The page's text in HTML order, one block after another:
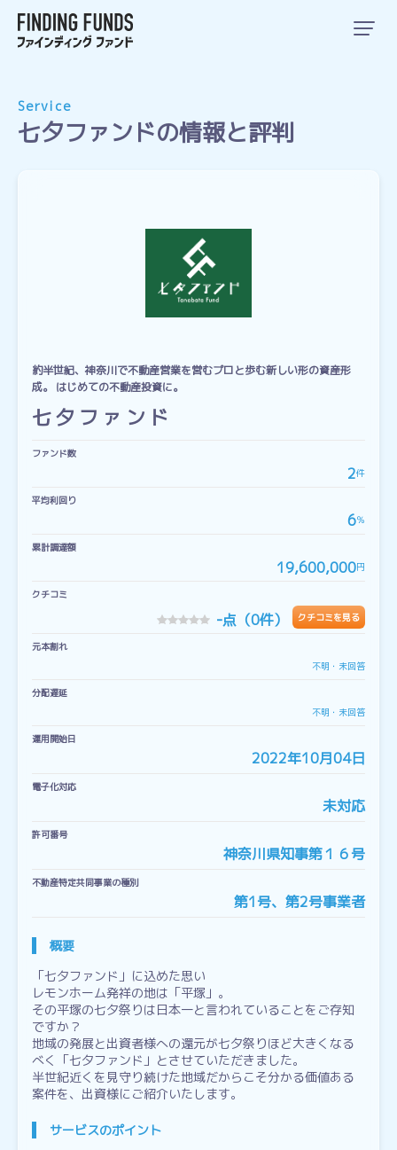
Service
七夕ファンドの情報と評判
約半世紀、神奈川で不動産営業を営むプロと歩む新しい形の資産形
成。 はじめての不動産投資に。
七夕ファンド
ファンド数
2件
平均利回り
6％
累計調達額
19,600,000円
クチコミ
-点（0件） クチコミを見る
元本割れ
不明・未回答
分配遅延
不明・未回答
運用開始日
2022年10月04日
電子化対応
未対応
許可番号
神奈川県知事第１６号
不動産特定共同事業の種別
第1号、第2号事業者
概要
「七夕ファンド」に込めた思い
レモンホーム発祥の地は「平塚」。
その平塚の七夕祭りは日本一と言われていることをご存知
ですか？
地域の発展と出資者様への還元が七夕祭りほど大きくなる
べく「七夕ファンド」とさせていただきました。
半世紀近くを見守り続けた地域だからこそ分かる価値ある
案件を、出資様にご紹介いたします。
サービスのポイント